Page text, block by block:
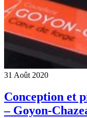
31 Août 2020
Conception et
– Goyon-